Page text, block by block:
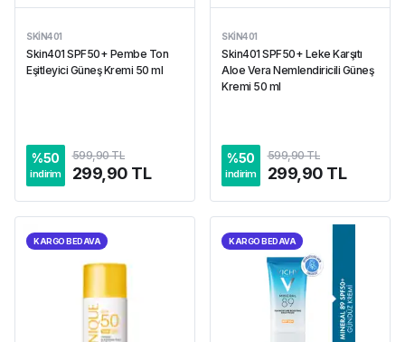
SKIN401
Skin401 SPF50+ Pembe Ton
Eşitleyici Güneş Kremi 50 ml
%50
indirim
599,90 TL
299,90 TL
SKIN401
Skin401 SPF50+ Leke Karşıtı
Aloe Vera Nemlendiricili Güneş
Kremi 50 ml
%50
indirim
599,90 TL
299,90 TL
KARGO BEDAVA KARGO BEDAVA